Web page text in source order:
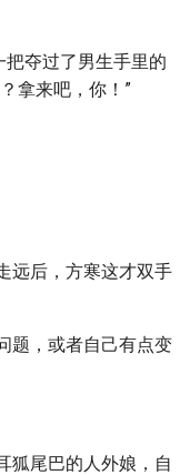
把夺过了男生手里的
拿来吧，你！”
远后，方寒这才双手
题，或者自己有点变
狐尾巴的人外娘，自